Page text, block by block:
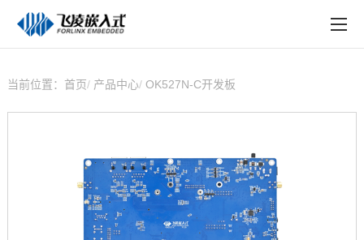
在线购买
当前位置： 首页 产品中心 OK527N-C开发板